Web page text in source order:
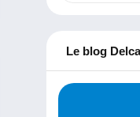
Le blog